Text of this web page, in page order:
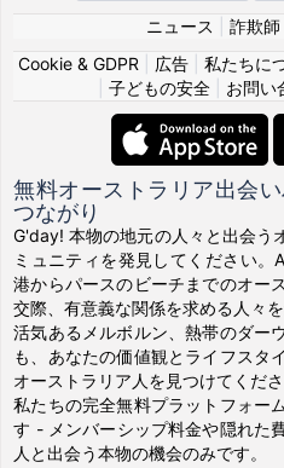
ニュース 詐欺師
Cookie & GDPR
広告 私たちに
子どもの安全| お問い
無料オーストラリア出会
つながり
G'day! 本物の地元の人々と出会う
ミュニティを発見してください
港からパースのビーチまでのオー
交際、有意義な関係を求める人々を
活気あるメルボルン、熱帯のダー
も、あなたの価値観とライフスタ
オーストラリア人を見つけてくださ
私たちの完全無料プラットフォー
す - メンバーシップ料金や隠れた
人と出会う本物の機会のみです。